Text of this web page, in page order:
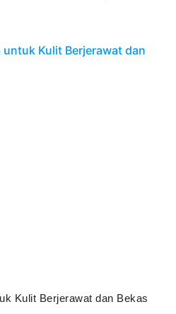
Kulit Berjerawat dan Bekas